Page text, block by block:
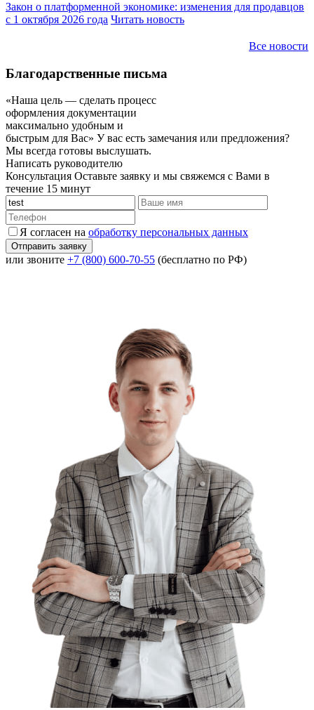
Закон о платформенной экономике: изменения для продавцов
с 1 октября 2026 года Читать новость
Все новости
Благодарственные письма
«Наша цель — сделать процесс
оформления документации
максимально удобным и
быстрым для Вас» У вас есть замечания или предложения?
Мы всегда готовы выслушать.
Написать руководителю
Консультация Оставьте заявку и мы свяжемся с Вами в
течение 15 минут
Я согласен на обработку персональных данных
или звоните +7 (800) 600-70-55 (бесплатно по РФ)